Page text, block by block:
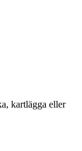
kartlägga eller